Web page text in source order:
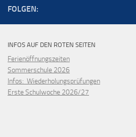
FOLGEN:
INFOS AUF DEN ROTEN SEITEN
Ferienöffnungszeiten
Sommerschule 2026
Infos: Wiederholungsprüfungen
Erste Schulwoche 2026/27